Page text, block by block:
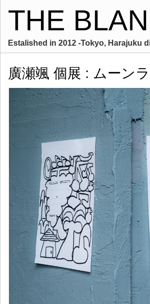
THE
Estalished in 2012 -Tokyo, Harajuku
廣瀬颯 個展 : ムーン